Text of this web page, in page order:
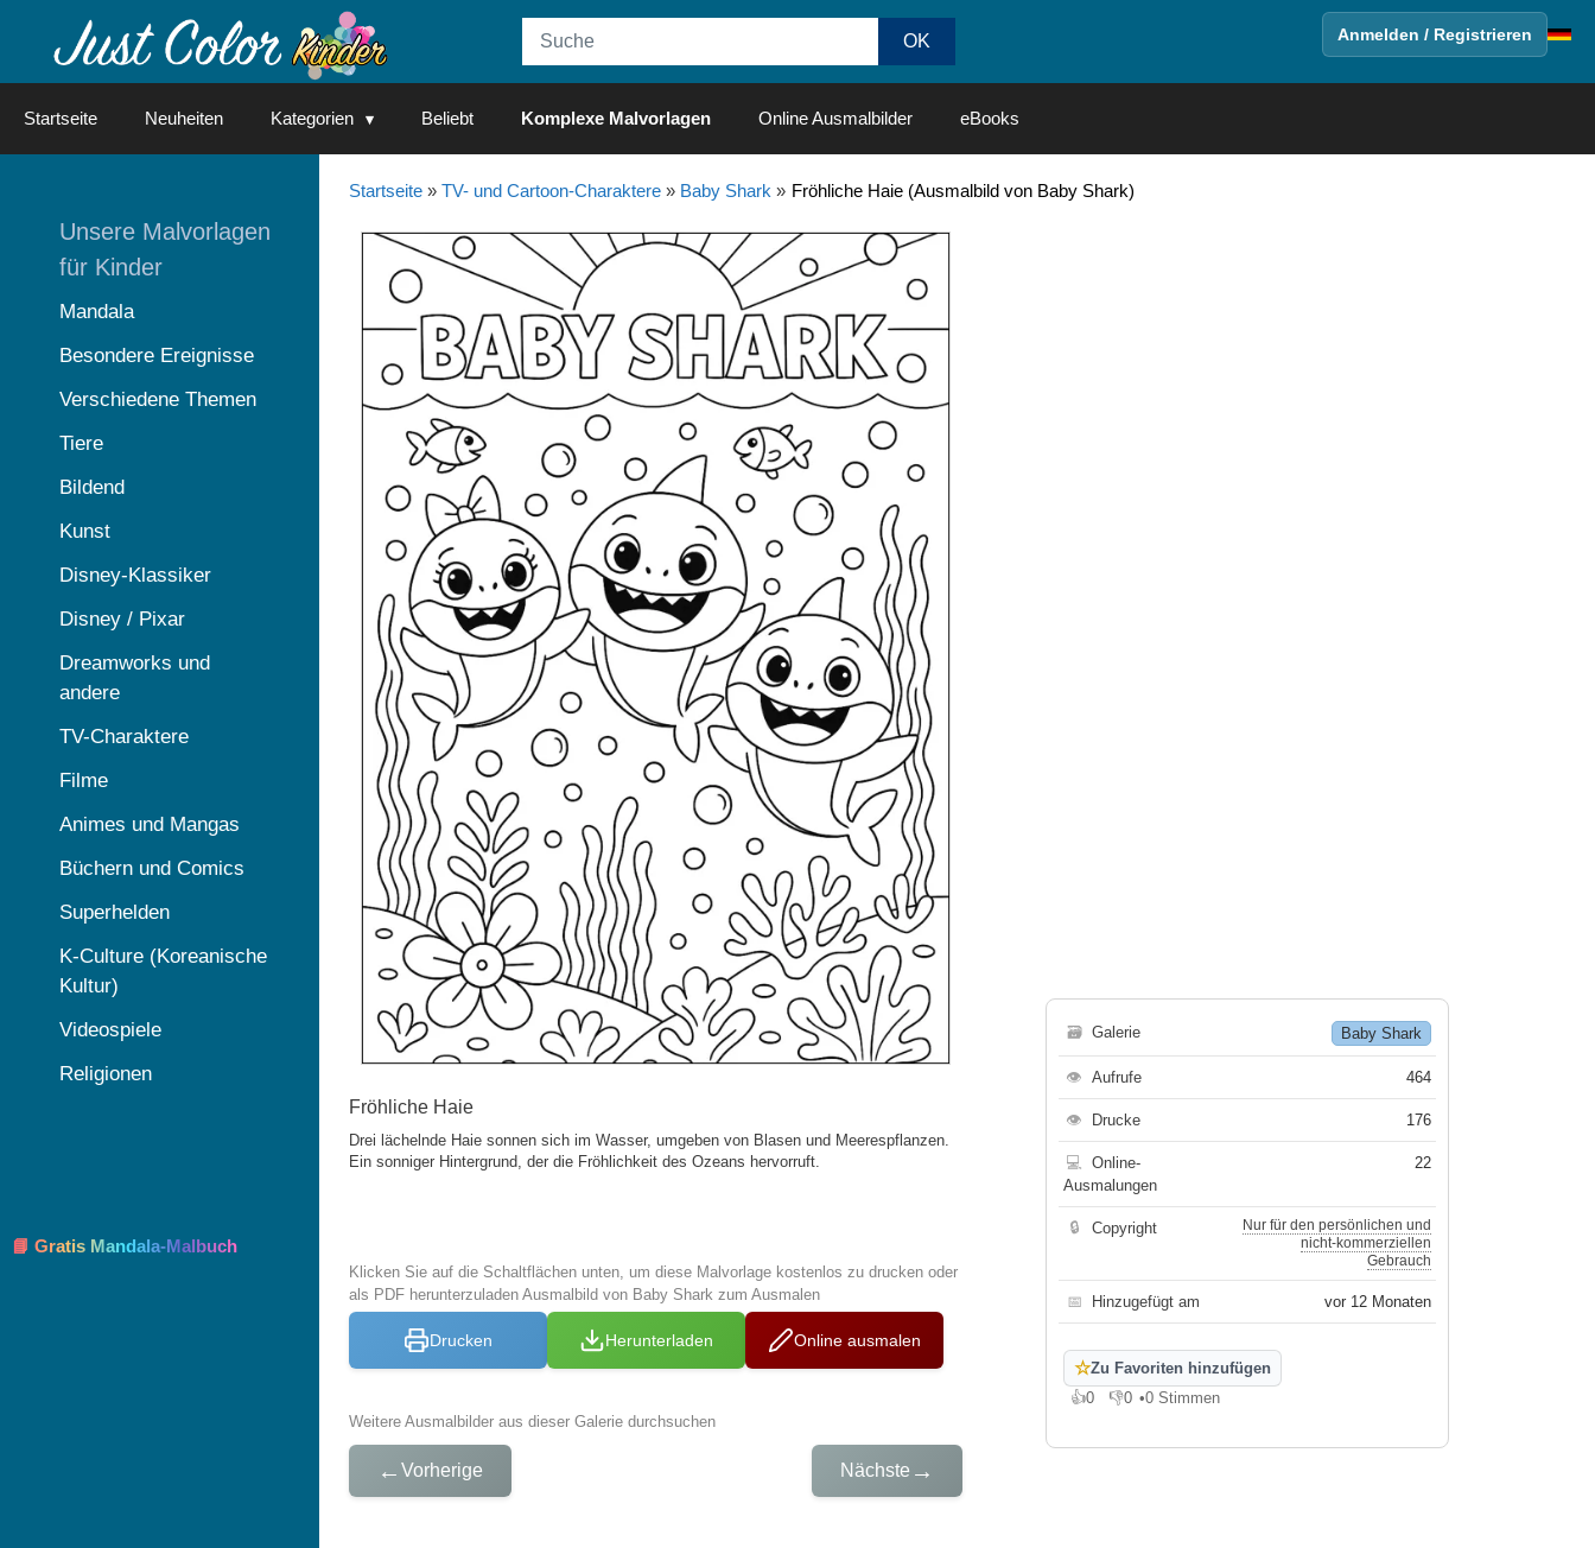
Anmelden / Registrieren
Startseite Neuheiten Kategorien Beliebt Komplexe Malvorlagen Online Ausmalbilder eBooks
Startseite» TV- und Cartoon-Charaktere» Baby Shark » Fröhliche Haie (Ausmalbild von Baby Shark)
Fröhliche Haie
Drei lächelnde Haie sonnen sich im Wasser, umgeben von Blasen und Meerespflanzen.
Ein sonniger Hintergrund, der die Fröhlichkeit des Ozeans hervorruft.
Klicken Sie auf die Schaltflächen unten, um diese Malvorlage kostenlos zu drucken oder
als PDF herunterzuladen Ausmalbild von Baby Shark zum Ausmalen
Drucken Herunterladen Online ausmalen
Weitere Ausmalbilder aus dieser Galerie durchsuchen
← Vorherige Nächste →
🗃 Galerie Baby Shark
👁 Aufrufe 464
👁 Drucke 176
💻
Online-
Ausmalungen
22
🔒 Copyright
Nur für den persönlichen und
nicht-kommerziellen
Gebrauch
📅 Hinzugefügt am vor 12 Monaten
☆Zu Favoriten hinzufügen
👍0
Gefällt mir
👎0
Gefällt mir nicht
•0 Stimmen
Unsere Malvorlagen
für Kinder
Mandala
Besondere Ereignisse
Verschiedene Themen
Tiere
Bildend
Kunst
Disney-Klassiker
Disney / Pixar
Dreamworks und
andere
TV-Charaktere
Filme
Animes und Mangas
Büchern und Comics
Superhelden
K-Culture (Koreanische
Kultur)
Videospiele
Religionen
📘 Gratis Mandala-Malbuch